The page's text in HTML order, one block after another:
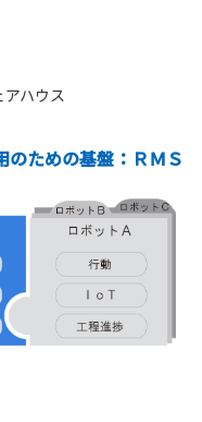
ハウス
ための基盤：ＲＭＳ